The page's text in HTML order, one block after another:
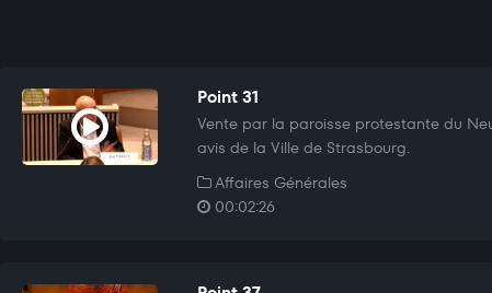
Point 31
Vente par la paroisse protestante du
avis de la Ville de Strasbourg.
Affaires Générales
00:02:26